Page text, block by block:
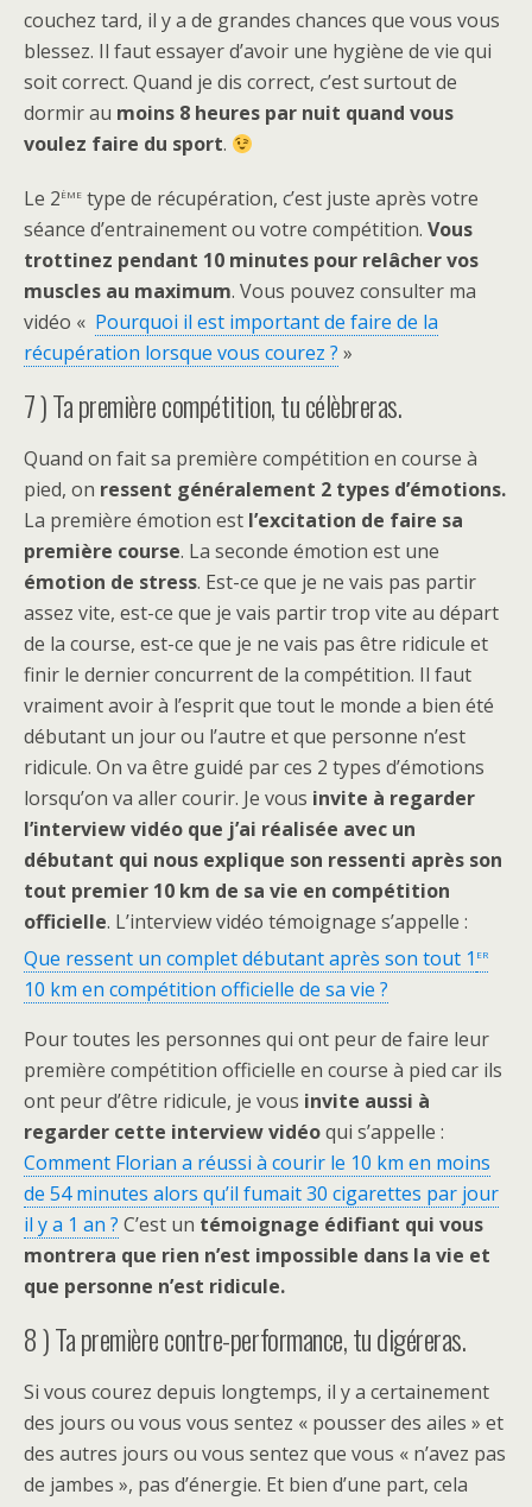
couchez tard, il y a de grandes chances que vous vous
blessez. Il faut essayer d’avoir une hygiène de vie qui
soit correct. Quand je dis correct, c’est surtout de
dormir au moins 8 heures par nuit quand vous
voulez faire du sport.
Le 2ème type de récupération, c’est juste après votre
séance d’entrainement ou votre compétition. Vous
trottinez pendant 10 minutes pour relâcher vos
muscles au maximum. Vous pouvez consulter ma
vidéo « Pourquoi il est important de faire de la
récupération lorsque vous courez ? »
7 ) Ta première compétition, tu célèbreras.
Quand on fait sa première compétition en course à
pied, on ressent généralement 2 types d’émotions.
La première émotion est l’excitation de faire sa
première course. La seconde émotion est une
émotion de stress. Est-ce que je ne vais pas partir
assez vite, est-ce que je vais partir trop vite au départ
de la course, est-ce que je ne vais pas être ridicule et
finir le dernier concurrent de la compétition. Il faut
vraiment avoir à l’esprit que tout le monde a bien été
débutant un jour ou l’autre et que personne n’est
ridicule. On va être guidé par ces 2 types d’émotions
lorsqu’on va aller courir. Je vous invite à regarder
l’interview vidéo que j’ai réalisée avec un
débutant qui nous explique son ressenti après son
tout premier 10 km de sa vie en compétition
officielle. L’interview vidéo témoignage s’appelle :
Que ressent un complet débutant après son tout 1 er
10 km en compétition officielle de sa vie ?
Pour toutes les personnes qui ont peur de faire leur
première compétition officielle en course à pied car ils
ont peur d’être ridicule, je vous invite aussi à
regarder cette interview vidéoqui s’appelle :
Comment Florian a réussi à courir le 10 km en moins
de 54 minutes alors qu’il fumait 30 cigarettes par jour
il y a 1 an ? C’est un témoignage édifiant qui vous
montrera que rien n’est impossible dans la vie et
que personne n’est ridicule.
8 ) Ta première contre-performance, tu digéreras.
Si vous courez depuis longtemps, il y a certainement
des jours ou vous vous sentez « pousser des ailes » et
des autres jours ou vous sentez que vous « n’avez pas
de jambes », pas d’énergie. Et bien d’une part, cela